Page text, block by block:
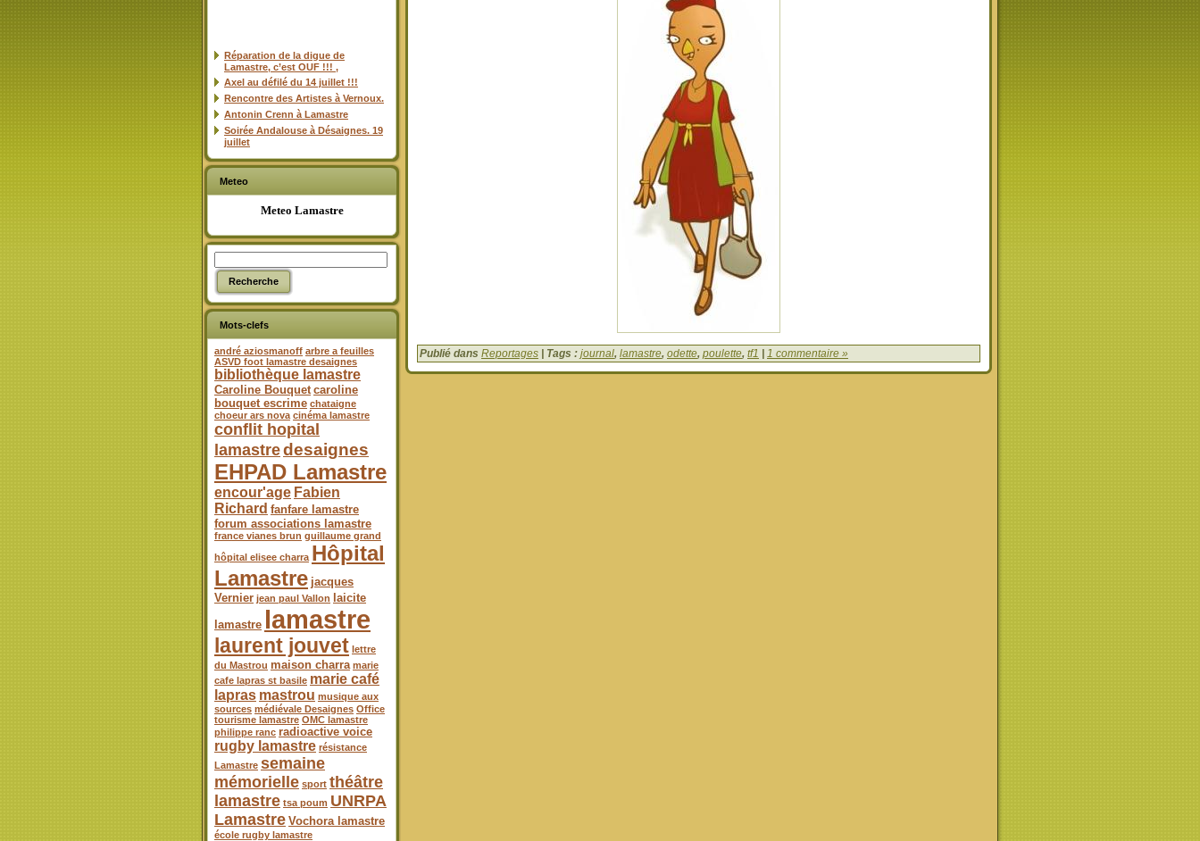
Réparation de la digue de
Lamastre, c’est OUF !!! ,
Axel au défilé du 14 juillet !!!
Rencontre des Artistes à Vernoux.
Antonin Crenn à Lamastre
Soirée Andalouse à Désaignes. 19
juillet
Meteo
Meteo Lamastre
Mots-clefs
andré aziosmanoff arbre a feuilles
ASVD foot lamastre desaignes
bibliothèque lamastre
Caroline Bouquet caroline
bouquet escrime chataigne
choeur ars nova cinéma lamastre
conflit hopital
lamastredesaignes
EHPAD Lamastre
encour'age Fabien
Richard fanfare lamastre
forum associations lamastre
france vianes brun guillaume grand
hôpital elisee charra Hôpital
Lamastre jacques
Vernier jean paul Vallon
laicite
lamastre lamastre
laurent jouvet lettre
du Mastrou maison charra marie
cafe lapras st basile marie café
lapras mastrou musique aux
sources médiévale Desaignes Office
tourisme lamastre OMC lamastre
philippe ranc radioactive voice
rugby lamastre résistance
Lamastre semaine
mémorielle sport théâtre
lamastre tsa poum UNRPA
Lamastre Vochora lamastre
école rugby lamastre
Publié dans Reportages | Tags : journal, lamastre, odette, poulette, tf1 | 1 commentaire »